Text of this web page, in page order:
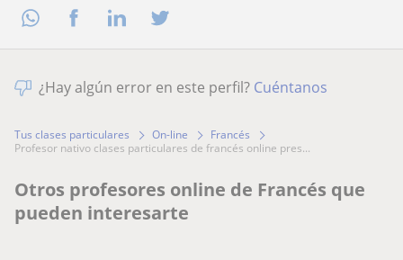
¿Hay algún error en este perfil? Cuéntanos
Tus clases particulares On-line
Francés
profesor nativo clases particulares de francés online pres...
Otros profesores online de Francés que
pueden interesarte